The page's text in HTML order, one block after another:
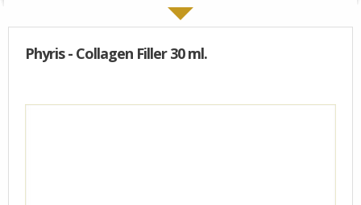
Phyris - Collagen Filler 30 ml.